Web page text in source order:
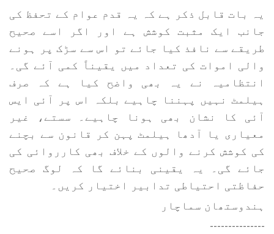
یہ بات قابل ذکر ہے کہ یہ قدم عوام کے تحفظ کی
جانب ایک مثبت کوشش ہے اور اگر اسے صحیح
طریقے سے نافذ کیا جائے تو اس سے سڑک پر ہونے
والی اموات کی تعداد میں یقیناً کمی آئے گی۔
انتظامیہ نے یہ بھی واضح کیا ہے کہ صرف
ہیلمٹ نہیں پہننا چاہیے بلکہ اس پر آئی ایس
آئی کا نشان بھی ہونا چاہیے۔ سستے، غیر
معیاری یا آدھا ہیلمٹ پہن کر قانون سے بچنے
کی کوشش کرنے والوں کے خلاف بھی کارروائی کی
جائے گی۔ یہ یقینی بنائے گا کہ لوگ صحیح
حفاظتی احتیاطی تدابیر اختیار کریں۔
ہندوستھان سماچار
---------------